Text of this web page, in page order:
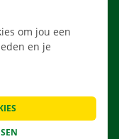
om jou een
en je